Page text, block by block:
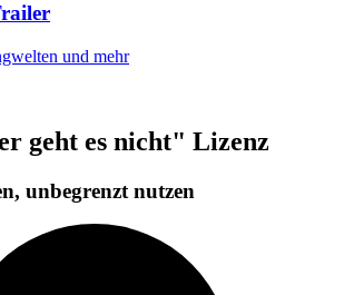
und mehr
geht es nicht" Lizenz
unbegrenzt nutzen